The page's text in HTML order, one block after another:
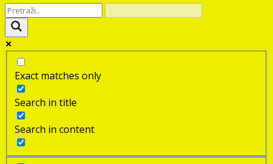
Exact matches only
Search in title
Search in content